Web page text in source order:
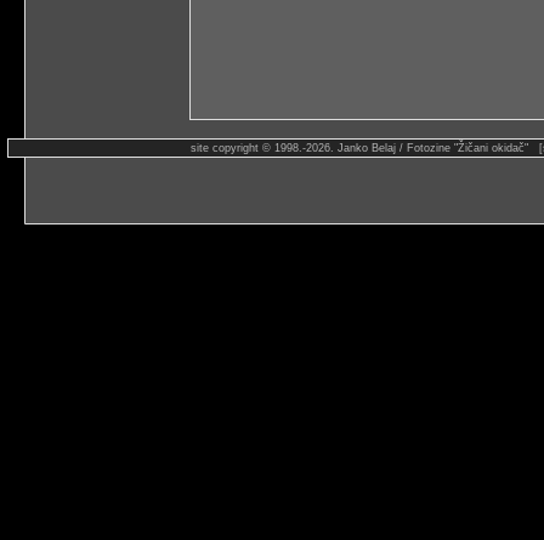
site copyright © 1998.-2026. Janko Belaj / Fotozine "Žičani okidač"